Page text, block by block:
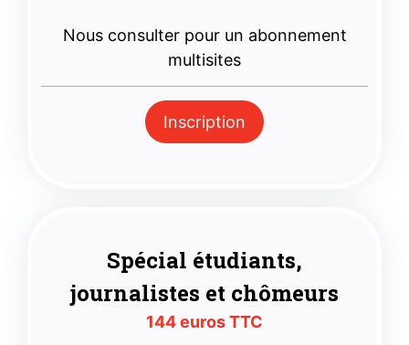
Nous consulter pour un abonnement
multisites
Inscription
Spécial étudiants,
journalistes et chômeurs
144 euros TTC